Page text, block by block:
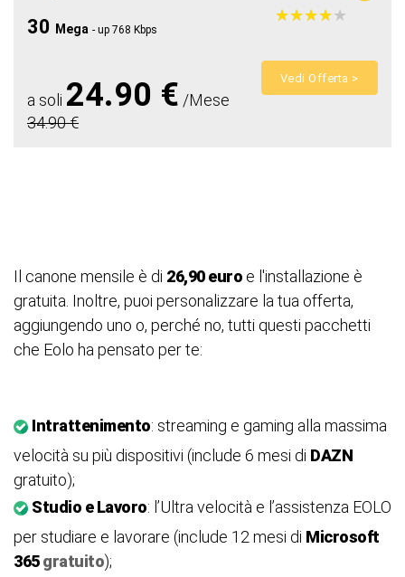
30 Mega - up 768 Kbps
★★★★★
★★★★★
a soli 24.90 € /Mese
34.90 €
Vedi Offerta >
Il canone mensile è di 26,90 euro e l'installazione è
gratuita. Inoltre, puoi personalizzare la tua offerta,
aggiungendo uno o, perché no, tutti questi pacchetti
che Eolo ha pensato per te:
Intrattenimento: streaming e gaming alla massima
velocità su più dispositivi (include 6 mesi di DAZN
gratuito);
Studio e Lavoro: l’Ultra velocità e l’assistenza EOLO
per studiare e lavorare (include 12 mesi di Microsoft
365gratuito);